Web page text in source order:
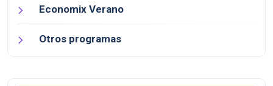
Economix Verano
Otros programas